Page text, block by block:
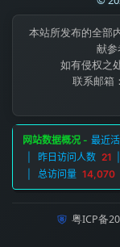
本站所发布的全部
献参
如有侵权之
联系邮箱：
粤ICP备